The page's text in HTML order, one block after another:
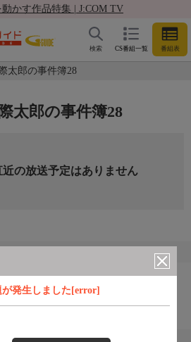
かす作品特集 | J:COM TV
CS番組一覧 番組表
検索
太郎の事件簿28
が発生しました[error]
太郎の事件簿28
近の放送予定はありません
め番組